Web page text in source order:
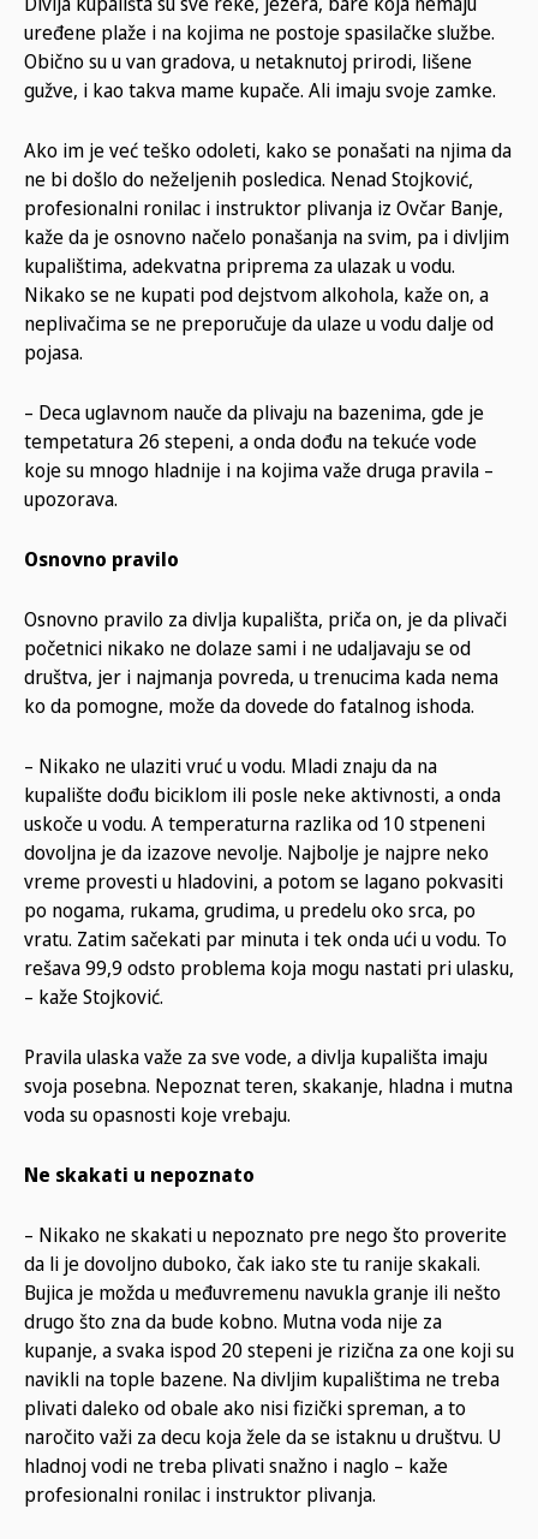
uređene plaže i na kojima ne postoje spasilačke službe.
Obično su u van gradova, u netaknutoj prirodi, lišene
gužve, i kao takva mame kupače. Ali imaju svoje zamke.
Ako im je već teško odoleti, kako se ponašati na njima da
ne bi došlo do neželjenih posledica. Nenad Stojković,
profesionalni ronilac i instruktor plivanja iz Ovčar Banje,
kaže da je osnovno načelo ponašanja na svim, pa i divljim
kupalištima, adekvatna priprema za ulazak u vodu.
Nikako se ne kupati pod dejstvom alkohola, kaže on, a
neplivačima se ne preporučuje da ulaze u vodu dalje od
pojasa.
– Deca uglavnom nauče da plivaju na bazenima, gde je
tempetatura 26 stepeni, a onda dođu na tekuće vode
koje su mnogo hladnije i na kojima važe druga pravila –
upozorava.
Osnovno pravilo
Osnovno pravilo za divlja kupališta, priča on, je da plivači
početnici nikako ne dolaze sami i ne udaljavaju se od
društva, jer i najmanja povreda, u trenucima kada nema
ko da pomogne, može da dovede do fatalnog ishoda.
– Nikako ne ulaziti vruć u vodu. Mladi znaju da na
kupalište dođu biciklom ili posle neke aktivnosti, a onda
uskoče u vodu. A temperaturna razlika od 10 stpeneni
dovoljna je da izazove nevolje. Najbolje je najpre neko
vreme provesti u hladovini, a potom se lagano pokvasiti
po nogama, rukama, grudima, u predelu oko srca, po
vratu. Zatim sačekati par minuta i tek onda ući u vodu. To
rešava 99,9 odsto problema koja mogu nastati pri ulasku,
– kaže Stojković.
Pravila ulaska važe za sve vode, a divlja kupališta imaju
svoja posebna. Nepoznat teren, skakanje, hladna i mutna
voda su opasnosti koje vrebaju.
Ne skakati u nepoznato
– Nikako ne skakati u nepoznato pre nego što proverite
da li je dovoljno duboko, čak iako ste tu ranije skakali.
Bujica je možda u međuvremenu navukla granje ili nešto
drugo što zna da bude kobno. Mutna voda nije za
kupanje, a svaka ispod 20 stepeni je rizična za one koji su
navikli na tople bazene. Na divljim kupalištima ne treba
plivati daleko od obale ako nisi fizički spreman, a to
naročito važi za decu koja žele da se istaknu u društvu. U
hladnoj vodi ne treba plivati snažno i naglo – kaže
profesionalni ronilac i instruktor plivanja.